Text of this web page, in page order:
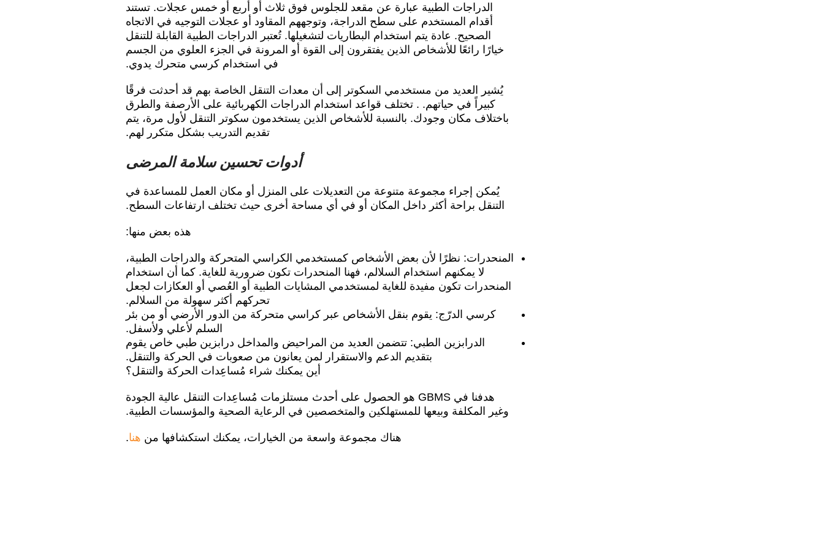
الدراجات الطبية عبارة عن مقعد للجلوس فوق ثلاث أو أربع أو خمس عجلات. تستند
أقدام المستخدم على سطح الدراجة، وتوجههم المقاود أو عجلات التوجيه في الاتجاه
الصحيح. عادة يتم استخدام البطاريات لتشغيلها. تُعتبر الدراجات الطبية القابلة للتنقل
خيارًا رائعًا للأشخاص الذين يفتقرون إلى القوة أو المرونة في الجزء العلوي من الجسم
في استخدام كرسي متحرك يدوي.
يُشير العديد من مستخدمي السكوتر إلى أن معدات التنقل الخاصة بهم قد أحدثت فرقًا
كبيراً في حياتهم. . تختلف قواعد استخدام الدراجات الكهربائية على الأرصفة والطرق
باختلاف مكان وجودك. بالنسبة للأشخاص الذين يستخدمون سكوتر التنقل لأول مرة، يتم
تقديم التدريب بشكل متكرر لهم.
أدوات تحسين سلامة المرضى
يُمكن إجراء مجموعة متنوعة من التعديلات على المنزل أو مكان العمل للمساعدة في
التنقل براحة أكثر داخل المكان أو في أي مساحة أخرى حيث تختلف ارتفاعات السطح.
هذه بعض منها:
المنحدرات: نظرًا لأن بعض الأشخاص كمستخدمي الكراسي المتحركة والدراجات الطبية،
لا يمكنهم استخدام السلالم، فهنا المنحدرات تكون ضرورية للغاية. كما أن استخدام
المنحدرات تكون مفيدة للغاية لمستخدمي المشايات الطبية أو العُصي أو العكازات لجعل
تحركهم أكثر سهولة من السلالم.
كرسي الدرّج: يقوم بنقل الأشخاص عبر كراسي متحركة من الدور الأرضي أو من بئر
السلم لأعلي ولأسفل.
الدرابزين الطبي: تتضمن العديد من المراحيض والمداخل درابزين طبي خاص يقوم
بتقديم الدعم والاستقرار لمن يعانون من صعوبات في الحركة والتنقل.
أين يمكنك شراء مُساعِدات الحركة والتنقل؟
هدفنا في GBMS هو الحصول على أحدث مستلزمات مُساعِدات التنقل عالية الجودة
وغير المكلفة وبيعها للمستهلكين والمتخصصين في الرعاية الصحية والمؤسسات الطبية.
هناك مجموعة واسعة من الخيارات، يمكنك استكشافها من هنا.